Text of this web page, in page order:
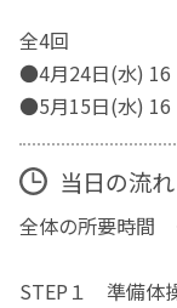
全4回
●4月24日(水) 16
●5月15日(水) 16
当日の流
全体の所要時間
STEP１ 準備体